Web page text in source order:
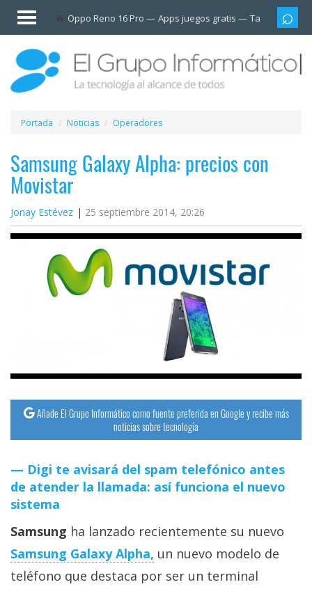
Oppo Reno 16 Pro Apps juegos gratis Tarjetas
Invitado
Iniciar
sesión /
Registrarse
Esenciales
Móviles
Ofertas
Apps
Redes
sociales
Plataformas
Trucos
Tutoriales
Ciberseguridad
Sistemas
operativos
Profesional
Portada Noticias Operadores
Samsung Galaxy Alpha: precios con
Movistar
Jonay Estévez 25 septiembre 2014, 20:26
Añade El Grupo Informático como fuente preferida en Google y recibe más
noticias sobre tecnología
Digi te avisará del spam telefónico antes
de atender la llamada: así funciona el nuevo
sistema
Samsung ha lanzado recientemente su nuevo
Samsung Galaxy Alpha, un nuevo modelo de
teléfono que destaca por ser un terminal